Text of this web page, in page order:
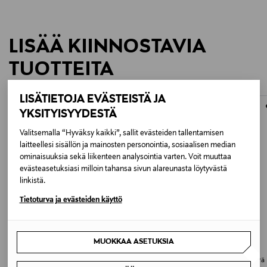
LISÄTIETOJA EVÄSTEISTÄ JA
YKSITYISYYDESTÄ
Valitsemalla “Hyväksy kaikki”, sallit evästeiden tallentamisen
laitteellesi sisällön ja mainosten personointia, sosiaalisen median
ominaisuuksia sekä liikenteen analysointia varten. Voit muuttaa
evästeasetuksiasi milloin tahansa sivun alareunasta löytyvästä
linkistä.
Tietoturva ja evästeiden käyttö
MUOKKAA ASETUKSIA
Koko: 56 - 60 cm
LISÄÄ KIINNOSTAVIA
TUOTTEITA
ONLINE EXCLUSIVE
Scoot & Ride pyöräilykypärä
ONLINE EXCLUSIVE
Nutcase Street MIPS pyöräilykypärä